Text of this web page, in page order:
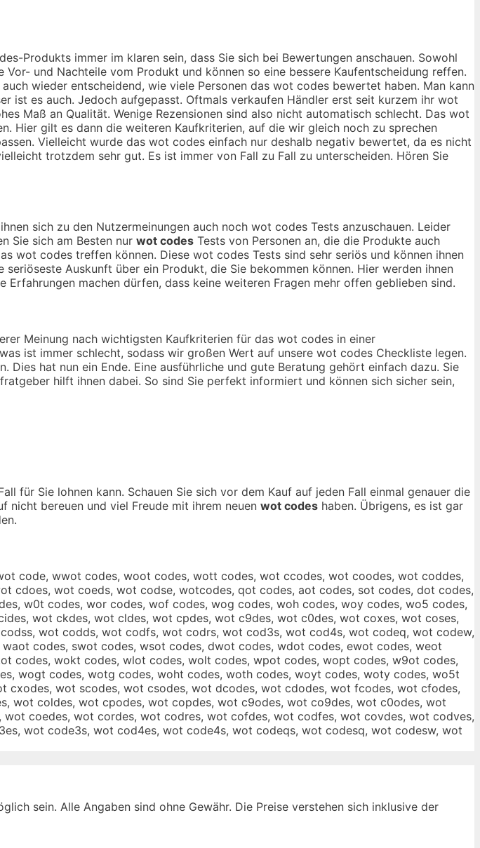
Produkts immer im klaren sein, dass Sie sich bei Bewertungen anschauen. Sowohl
und Nachteile vom Produkt und können so eine bessere Kaufentscheidung reffen.
wieder entscheidend, wie viele Personen das wot codes bewertet haben. Man kann
ist es auch. Jedoch aufgepasst. Oftmals verkaufen Händler erst seit kurzem ihr wot
Maß an Qualität. Wenige Rezensionen sind also nicht automatisch schlecht. Das wot
Hier gilt es dann die weiteren Kaufkriterien, auf die wir gleich noch zu sprechen
Vielleicht wurde das wot codes einfach nur deshalb negativ bewertet, da es nicht
trotzdem sehr gut. Es ist immer von Fall zu Fall zu unterscheiden. Hören Sie
sich zu den Nutzermeinungen auch noch wot codes Tests anzuschauen. Leider
Sie sich am Besten nur wot codes Tests von Personen an, die die Produkte auch
wot codes treffen können. Diese wot codes Tests sind sehr seriös und können ihnen
Auskunft über ein Produkt, die Sie bekommen können. Hier werden ihnen
machen dürfen, dass keine weiteren Fragen mehr offen geblieben sind.
Meinung nach wichtigsten Kaufkriterien für das wot codes in einer
ist immer schlecht, sodass wir großen Wert auf unsere wot codes Checkliste legen.
hat nun ein Ende. Eine ausführliche und gute Beratung gehört einfach dazu. Sie
hilft ihnen dabei. So sind Sie perfekt informiert und können sich sicher sein,
für Sie lohnen kann. Schauen Sie sich vor dem Kauf auf jeden Fall einmal genauer die
nicht bereuen und viel Freude mit ihrem neuen wot codes haben. Übrigens, es ist gar
code, wwot codes, woot codes, wott codes, wot ccodes, wot coodes, wot coddes,
wot coeds, wot codse, wotcodes, qot codes, aot codes, sot codes, dot codes,
w0t codes, wor codes, wof codes, wog codes, woh codes, woy codes, wo5 codes,
wot ckdes, wot cldes, wot cpdes, wot c9des, wot c0des, wot coxes, wot coses,
wot codds, wot codfs, wot codrs, wot cod3s, wot cod4s, wot codeq, wot codew,
codes, swot codes, wsot codes, dwot codes, wdot codes, ewot codes, weot
codes, wokt codes, wlot codes, wolt codes, wpot codes, wopt codes, w9ot codes,
wogt codes, wotg codes, woht codes, woth codes, woyt codes, woty codes, wo5t
wot scodes, wot csodes, wot dcodes, wot cdodes, wot fcodes, wot cfodes,
wot coldes, wot cpodes, wot copdes, wot c9odes, wot co9des, wot c0odes, wot
coedes, wot cordes, wot codres, wot cofdes, wot codfes, wot covdes, wot codves,
wot code3s, wot cod4es, wot code4s, wot codeqs, wot codesq, wot codesw, wot
sein. Alle Angaben sind ohne Gewähr. Die Preise verstehen sich inklusive der